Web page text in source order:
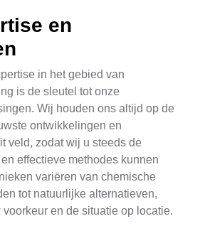
en
in het gebied van
is de sleutel tot onze
Wij houden ons altijd op de
ontwikkelingen en
veld, zodat wij u steeds de
effectieve methodes kunnen
variëren van chemische
tot natuurlijke alternatieven,
en de situatie op locatie.